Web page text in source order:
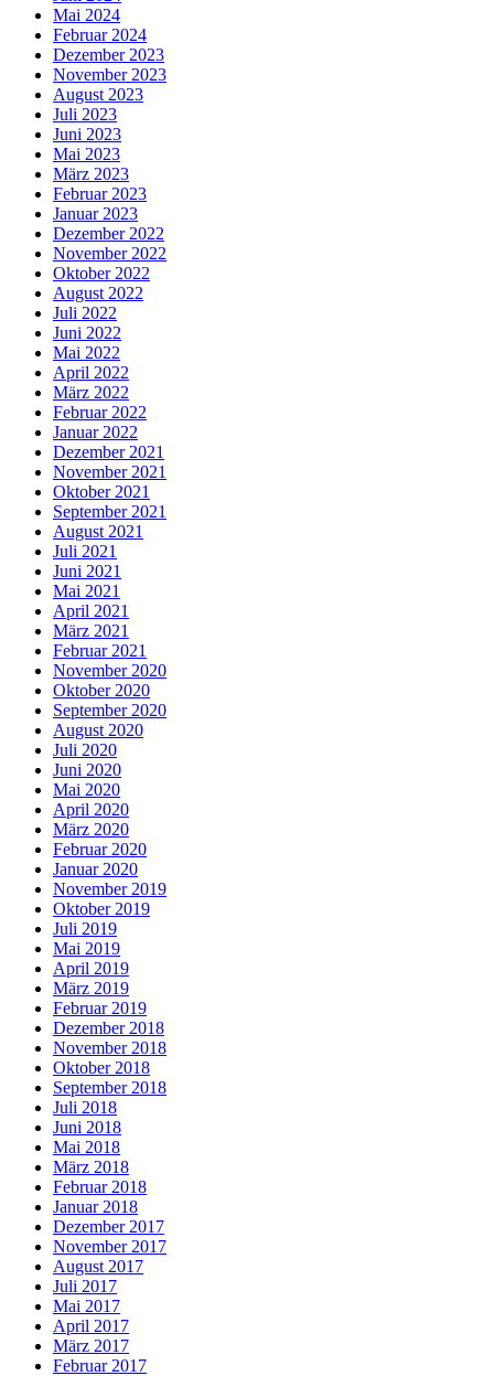
Mai 2024
Februar 2024
Dezember 2023
November 2023
August 2023
Juli 2023
Juni 2023
Mai 2023
März 2023
Februar 2023
Januar 2023
Dezember 2022
November 2022
Oktober 2022
August 2022
Juli 2022
Juni 2022
Mai 2022
April 2022
März 2022
Februar 2022
Januar 2022
Dezember 2021
November 2021
Oktober 2021
September 2021
August 2021
Juli 2021
Juni 2021
Mai 2021
April 2021
März 2021
Februar 2021
November 2020
Oktober 2020
September 2020
August 2020
Juli 2020
Juni 2020
Mai 2020
April 2020
März 2020
Februar 2020
Januar 2020
November 2019
Oktober 2019
Juli 2019
Mai 2019
April 2019
März 2019
Februar 2019
Dezember 2018
November 2018
Oktober 2018
September 2018
Juli 2018
Juni 2018
Mai 2018
März 2018
Februar 2018
Januar 2018
Dezember 2017
November 2017
August 2017
Juli 2017
Mai 2017
April 2017
März 2017
Februar 2017